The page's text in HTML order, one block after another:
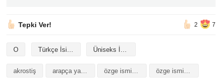
Tepki Ver! 2 7
O Türkçe İsimler Üniseks İsimler
akrostiş arapça yazılışı